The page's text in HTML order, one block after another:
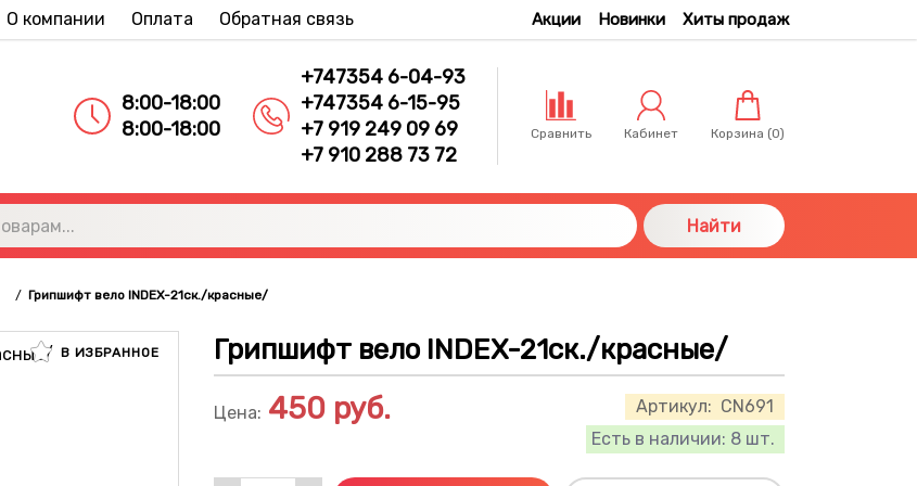
О компании Оплата Обратная связь Акции Новинки Хиты продаж
8:00-18:00
8:00-18:00
+747354 6-04-93
+747354 6-15-95
+7 919 249 09 69
+7 910 288 73 72
Сравнить Кабинет Корзина (0)
Найти
/ Грипшифт вело INDEX-21ск./красные/
В ИЗБРАННОЕ Грипшифт вело INDEX-21ск./красные/
Артикул: CN691
Есть в наличии: 8 шт.
Цена: 450 руб.